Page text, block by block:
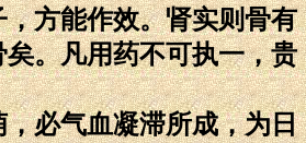
方能作效。肾实则骨有
。凡用药不可执一，贵
必气血凝滞所成，为日